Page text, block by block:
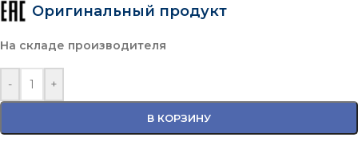
Оригинальный продукт
На складе производителя
- +
В КОРЗИНУ